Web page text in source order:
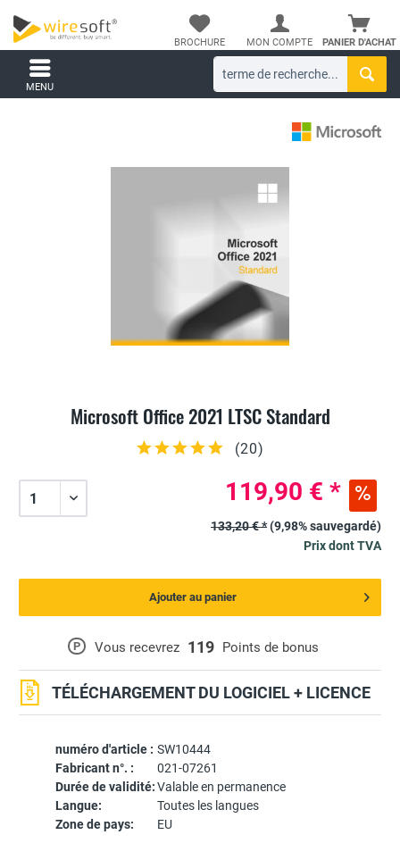
PANIER D'ACHAT
BROCHURE MON COMPTE
MENU
Microsoft Office 2021 LTSC Standard
(20)
numéro d'article : SW10444
Fabricant n°. :
021-07261
Durée de validité:Valable en permanence
Langue:
Toutes les langues
Zone de pays:
EU
P Vous recevrez 119 Points de bonus
TÉLÉCHARGEMENT DU LOGICIEL + LICENCE
119,90 € *
133,20 € *(9,98% sauvegardé)
Prix dont TVA
Ajouter au panier